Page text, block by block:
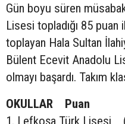
Gün boyu süren
Lisesi topladığı 85
toplayan Hala Sultan
Bülent Ecevit Anadolu
olmayı başardı. Takım
OKULLAR Puan
1. Lefkoşa Türk Lisesi